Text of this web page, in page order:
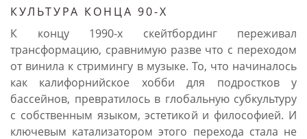
КУЛЬТУРА КОНЦА 90-Х
К концу 1990-х скейтбординг переживал
трансформацию, сравнимую разве что с переходом
от винила к стримингу в музыке. То, что начиналось
как калифорнийское хобби для подростков у
бассейнов, превратилось в глобальную субкультуру
с собственным языком, эстетикой и философией. И
ключевым катализатором этого перехода стала не